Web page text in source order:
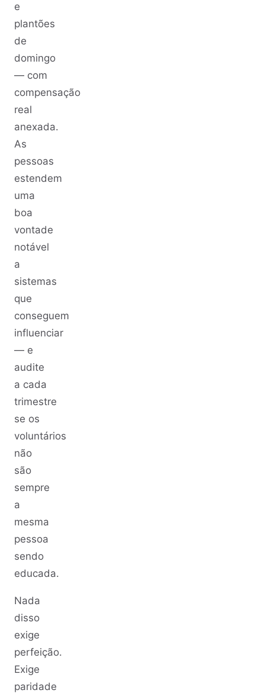
e
plantões
de
domingo
— com
compensação
real
anexada.
As
pessoas
estendem
uma
boa
vontade
notável
a
sistemas
que
conseguem
influenciar
— e
audite
a cada
trimestre
se os
voluntários
não
são
sempre
a
mesma
pessoa
sendo
educada.
Nada
disso
exige
perfeição.
Exige
paridade